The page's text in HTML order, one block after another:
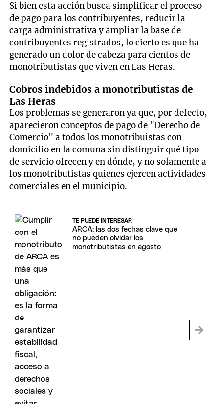
Si bien esta acción busca simplificar el proceso
de pago para los contribuyentes, reducir la
carga administrativa y ampliar la base de
contribuyentes registrados, lo cierto es que ha
generado un dolor de cabeza para cientos de
monotributistas que viven en Las Heras.
Cobros indebidos a monotributistas de
Las Heras
Los problemas se generaron ya que, por defecto,
aparecieron conceptos de pago de "Derecho de
Comercio" a todos los monotribuistas con
domicilio en la comuna sin distinguir qué tipo
de servicio ofrecen y en dónde, y no solamente a
los monotributistas quienes ejercen actividades
comerciales en el municipio.
TE PUEDE INTERESAR
ARCA: las dos fechas clave que
no pueden olvidar los
monotributistas en agosto